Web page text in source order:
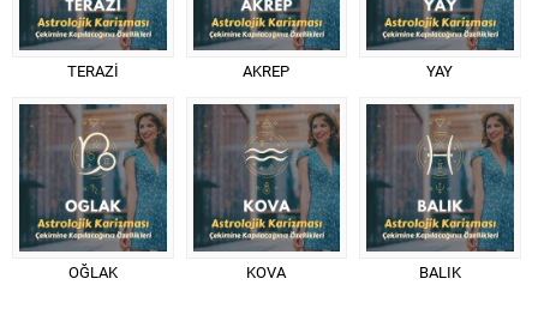
TERAZİ AKREP YAY
OĞLAK KOVA BALIK